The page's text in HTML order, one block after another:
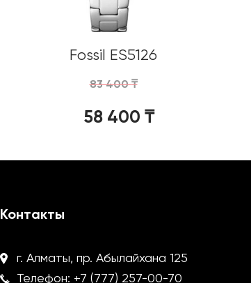
Fossil ES5126
83 400₸
58 400 ₸
Контакты
г. Алматы, пр. Абылайхана 125
Телефон: +7 (777) 257-00-70